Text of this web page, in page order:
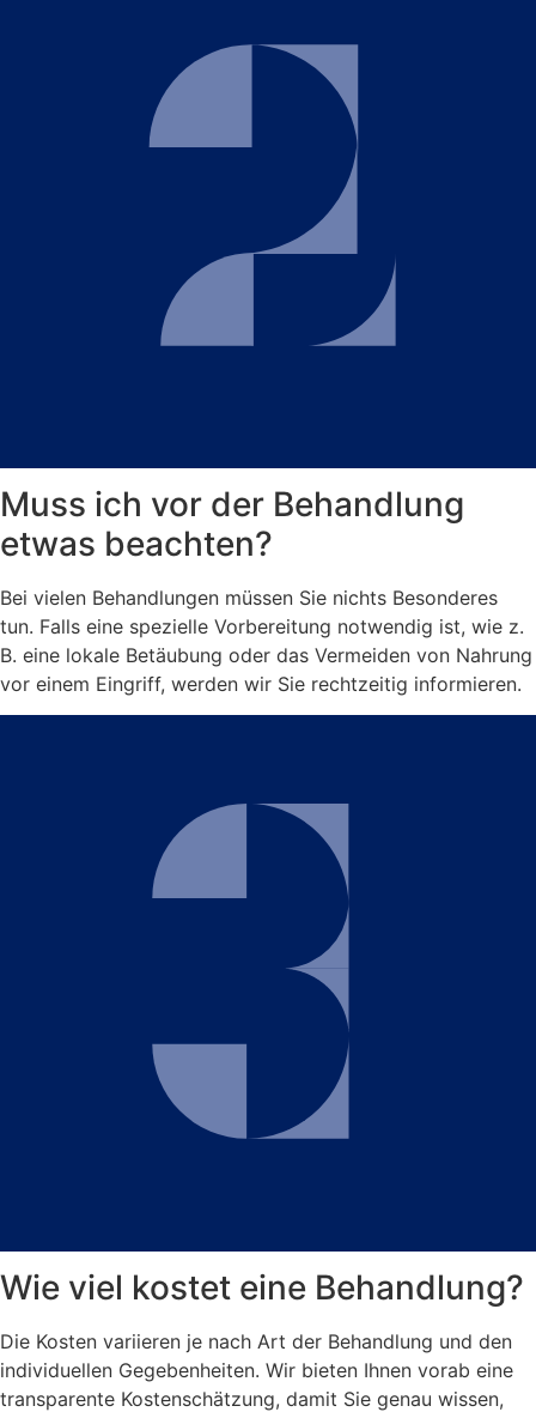
Muss ich vor der Behandlung
etwas beachten?
Bei vielen Behandlungen müssen Sie nichts Besonderes
tun. Falls eine spezielle Vorbereitung notwendig ist, wie z.
B. eine lokale Betäubung oder das Vermeiden von Nahrung
vor einem Eingriff, werden wir Sie rechtzeitig informieren.
Wie viel kostet eine Behandlung?
Die Kosten variieren je nach Art der Behandlung und den
individuellen Gegebenheiten. Wir bieten Ihnen vorab eine
transparente Kostenschätzung, damit Sie genau wissen,